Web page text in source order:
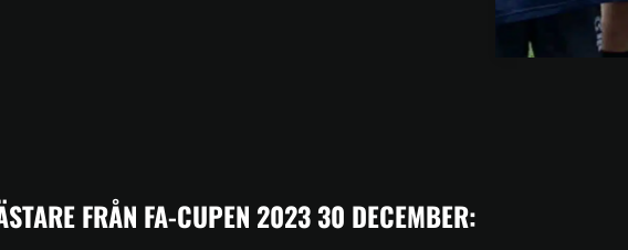
FRÅN FA-CUPEN 2023 30 DECEMBER: